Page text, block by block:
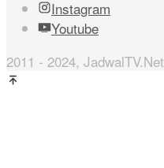
Instagram
Youtube
2011 - 2024, JadwalTV.Net